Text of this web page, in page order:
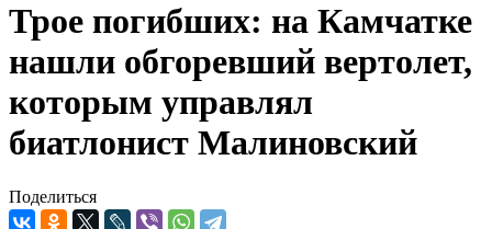
Трое погибших: на Камчатке
нашли обгоревший вертолет,
которым управлял
биатлонист Малиновский
Поделиться